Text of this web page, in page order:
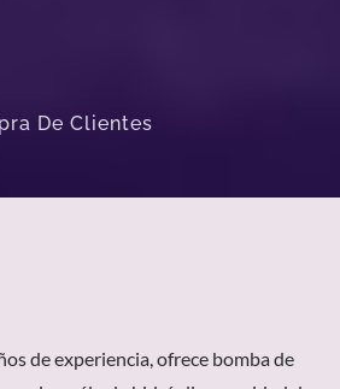
De Clientes
de experiencia, ofrece bomba de